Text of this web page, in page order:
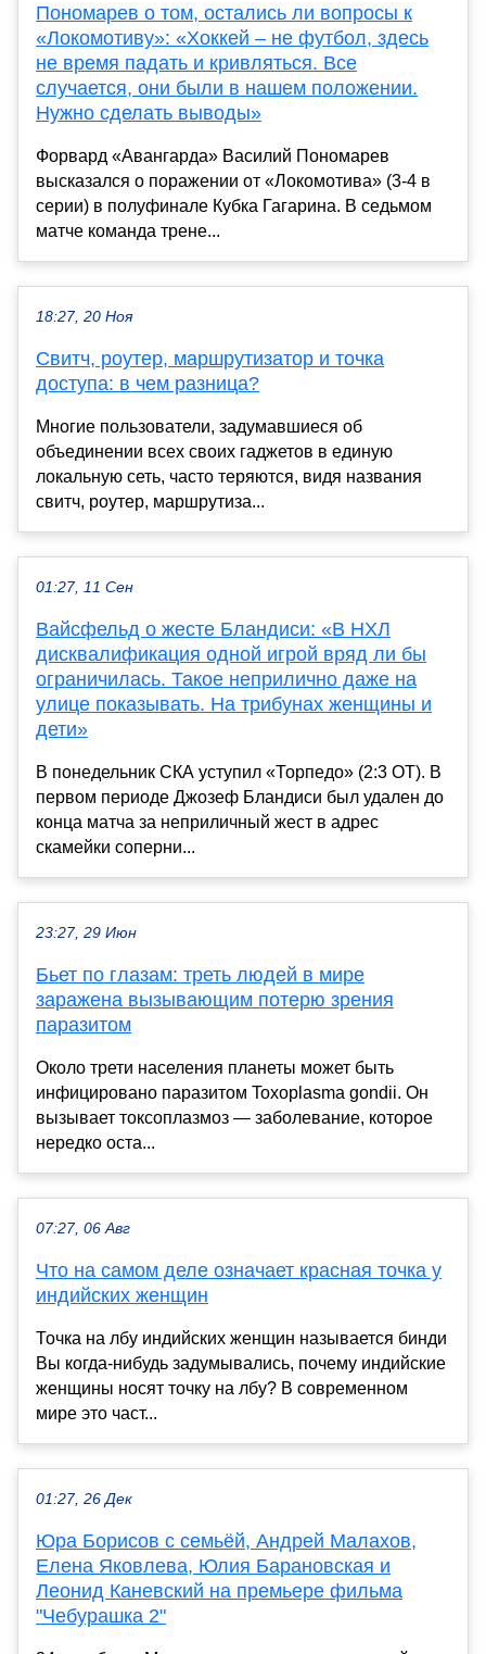
Пономарев о том, остались ли вопросы к
«Локомотиву»: «Хоккей – не футбол, здесь
не время падать и кривляться. Все
случается, они были в нашем положении.
Нужно сделать выводы»
Форвард «Авангарда» Василий Пономарев
высказался о поражении от «Локомотива» (3-4 в
серии) в полуфинале Кубка Гагарина. В седьмом
матче команда трене...
18:27, 20 Ноя
Свитч, роутер, маршрутизатор и точка
доступа: в чем разница?
Многие пользователи, задумавшиеся об
объединении всех своих гаджетов в единую
локальную сеть, часто теряются, видя названия
свитч, роутер, маршрутиза...
01:27, 11 Сен
Вайсфельд о жесте Бландиси: «В НХЛ
дисквалификация одной игрой вряд ли бы
ограничилась. Такое неприлично даже на
улице показывать. На трибунах женщины и
дети»
В понедельник СКА уступил «Торпедо» (2:3 ОТ). В
первом периоде Джозеф Бландиси был удален до
конца матча за неприличный жест в адрес
скамейки соперни...
23:27, 29 Июн
Бьет по глазам: треть людей в мире
заражена вызывающим потерю зрения
паразитом
Около трети населения планеты может быть
инфицировано паразитом Toxoplasma gondii. Он
вызывает токсоплазмоз — заболевание, которое
нередко оста...
07:27, 06 Авг
Что на самом деле означает красная точка у
индийских женщин
Точка на лбу индийских женщин называется бинди
Вы когда-нибудь задумывались, почему индийские
женщины носят точку на лбу? В современном
мире это част...
01:27, 26 Дек
Юра Борисов с семьёй, Андрей Малахов,
Елена Яковлева, Юлия Барановская и
Леонид Каневский на премьере фильма
"Чебурашка 2"